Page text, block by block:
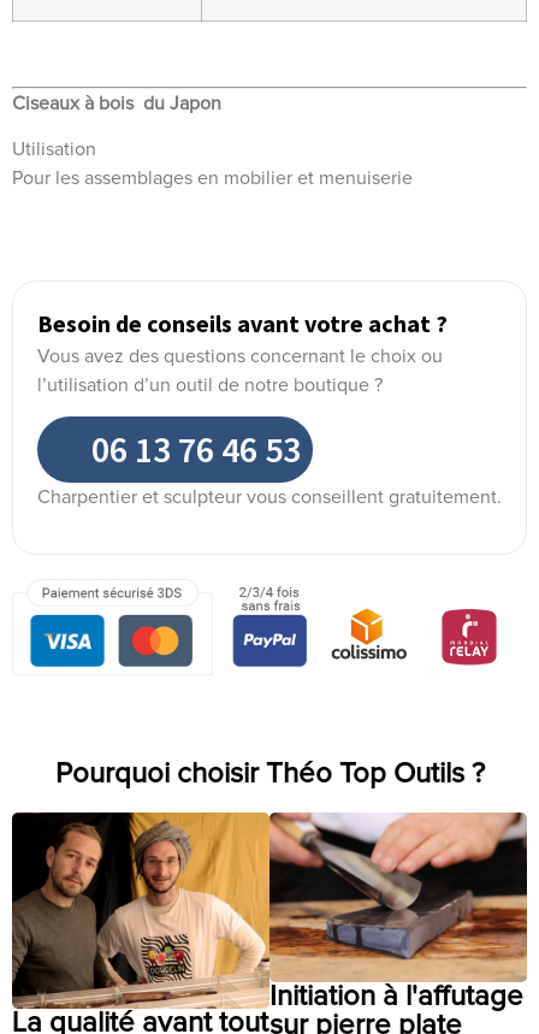
Ciseaux à bois du Japon
Utilisation
Pour les assemblages en mobilier et menuiserie
Besoin de conseils avant votre achat ?
Vous avez des questions concernant le choix ou
l’utilisation d’un outil de notre boutique ?
06 13 76 46 53
Charpentier et sculpteur vous conseillent gratuitement.
Pourquoi choisir Théo Top Outils ?
La qualité avant tout
Initiation à l'affutage
sur pierre plate